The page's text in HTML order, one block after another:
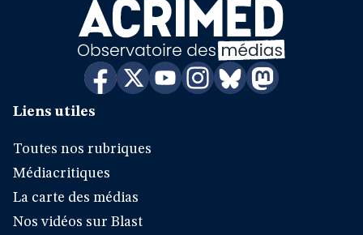
Liens utiles
Toutes nos rubriques
Médiacritiques
La carte des médias
Nos vidéos sur Blast